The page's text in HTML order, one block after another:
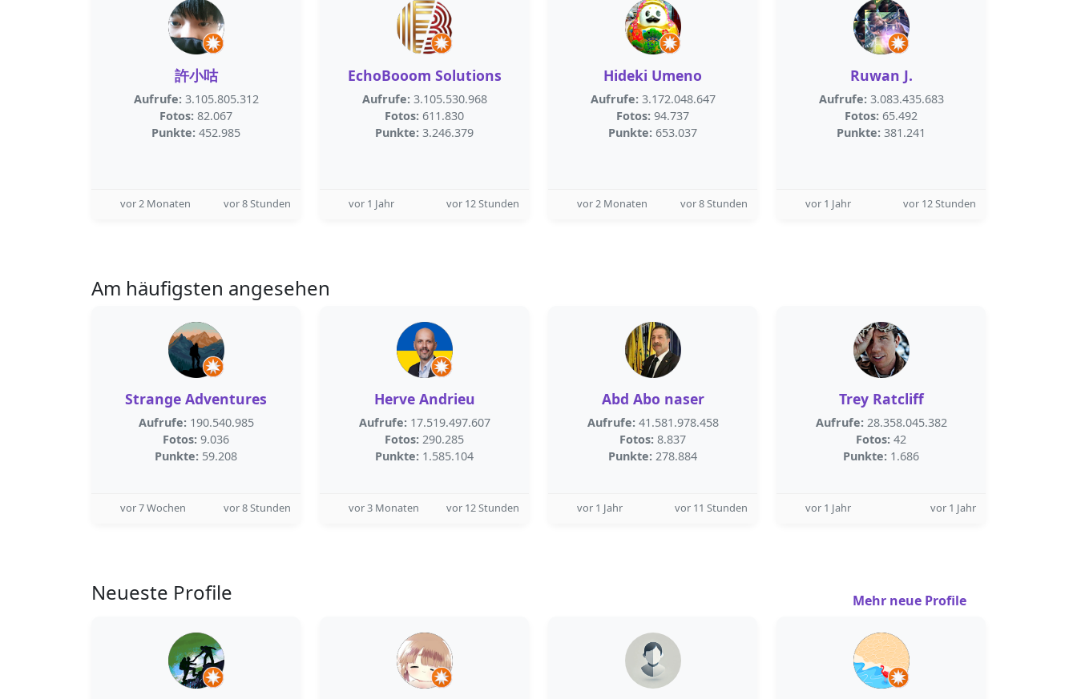
許小咕
Aufrufe: 3.105.805.312
Fotos: 82.067
Punkte: 452.985
vor 2 Monaten vor 8 Stunden
EchoBooom Solutions
Aufrufe: 3.105.530.968
Fotos: 611.830
Punkte: 3.246.379
vor 1 Jahr vor 12 Stunden
Hideki Umeno
Aufrufe: 3.172.048.647
Fotos: 94.737
Punkte: 653.037
vor 2 Monaten vor 8 Stunden
Ruwan J.
Aufrufe: 3.083.435.683
Fotos: 65.492
Punkte: 381.241
vor 1 Jahr vor 12 Stunden
Am häufigsten angesehen
Strange Adventures
Aufrufe: 190.540.985
Fotos: 9.036
Punkte: 59.208
vor 7 Wochen vor 8 Stunden
Herve Andrieu
Aufrufe: 17.519.497.607
Fotos: 290.285
Punkte: 1.585.104
vor 3 Monaten vor 12 Stunden
Abd Abo naser
Aufrufe: 41.581.978.458
Fotos: 8.837
Punkte: 278.884
vor 1 Jahr vor 11 Stunden
Trey Ratcliff
Aufrufe: 28.358.045.382
Fotos: 42
Punkte: 1.686
vor 1 Jahr vor 1 Jahr
Neueste Profile Mehr neue Profile